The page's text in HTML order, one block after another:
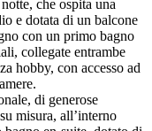
che ospita una
e dotata di un balcone
con un primo bagno
collegate entrambe
hobby, con accesso ad
di generose
misura, all’interno